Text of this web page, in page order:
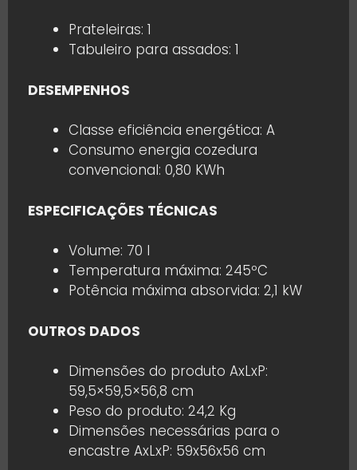
Prateleiras: 1
Tabuleiro para assados: 1
DESEMPENHOS
Classe eficiência energética: A
Consumo energia cozedura
convencional: 0,80 KWh
ESPECIFICAÇÕES TÉCNICAS
Volume: 70 l
Temperatura máxima: 245ºC
Potência máxima absorvida: 2,1 kW
OUTROS DADOS
Dimensões do produto AxLxP:
59,5×59,5×56,8 cm
Peso do produto: 24,2 Kg
Dimensões necessárias para o
encastre AxLxP: 59x56x56 cm